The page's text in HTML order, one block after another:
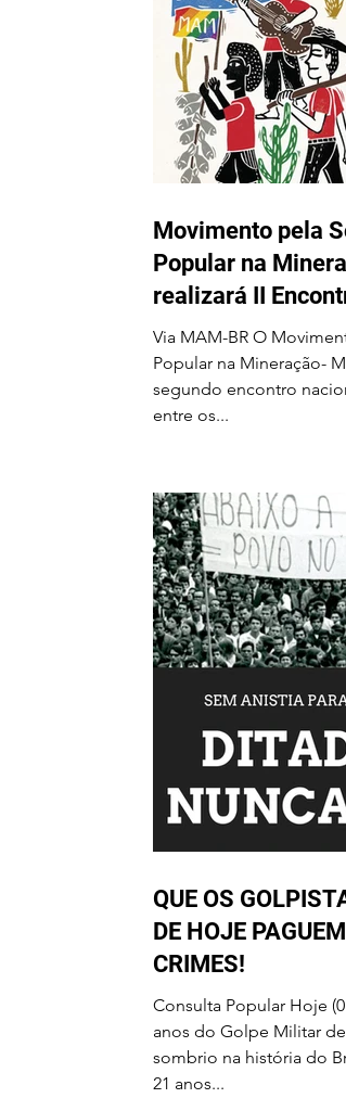
Movimento
Popular na
realizará II
em
dias 24 e 28
Movimento pela
Popular na
realizará II
Fortaleza-CE
28 de agosto
Via MAM-BR O
Popular na Mineração-
segundo encontro
entre os...
QUE OS
DE HOJE
CRIMES!
Consulta Popular Hoje
anos do Golpe Militar
sombrio na história do
21 anos...